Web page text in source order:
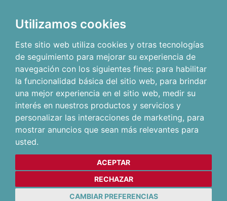
Utilizamos cookies
Este sitio web utiliza cookies y otras tecnologías
de seguimiento para mejorar su experiencia de
navegación con los siguientes fines: para habilitar
la funcionalidad básica del sitio web, para brindar
una mejor experiencia en el sitio web, medir su
interés en nuestros productos y servicios y
personalizar las interacciones de marketing, para
mostrar anuncios que sean más relevantes para
usted.
ACEPTAR
RECHAZAR
CAMBIAR PREFERENCIAS